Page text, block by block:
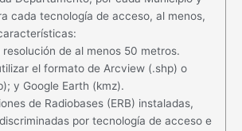
cada tecnología de acceso, al menos,
resolución de al menos 50 metros.
el formato de Arcview (.shp) o
y Google Earth (kmz).
de Radiobases (ERB) instaladas,
por tecnología de acceso e